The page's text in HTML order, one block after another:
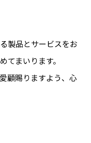
製品とサービスをお
てまいります。
顧賜りますよう、心